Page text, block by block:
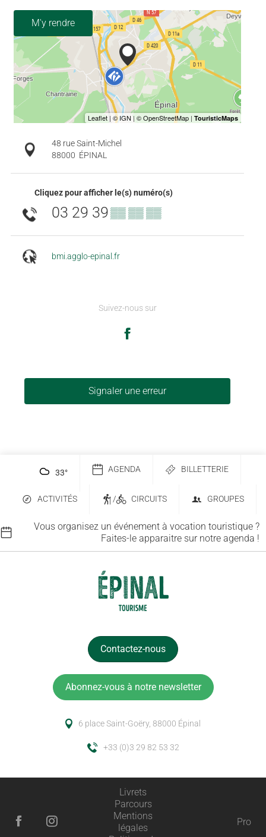
M'y rendre
48 rue Saint-Michel
88000 ÉPINAL
Cliquez pour afficher le(s) numéro(s)
03 29 39▒▒ ▒▒ ▒▒
bmi.agglo-epinal.fr
Suivez-nous sur
Signaler une erreur
33° AGENDA BILLETTERIE
ACTIVITÉS / CIRCUITS GROUPES
Vous organisez un événement à vocation touristique ?
Faites-le apparaitre sur notre agenda !
Contactez-nous
Abonnez-vous à notre newsletter
6 place Saint-Goëry, 88000 Épinal
+33 (0)3 29 82 53 32
Livrets
Parcours
Mentions
légales
Pro